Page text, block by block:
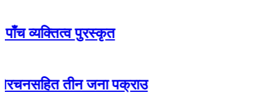
पुरस्कृत
तीन जना पक्राउ